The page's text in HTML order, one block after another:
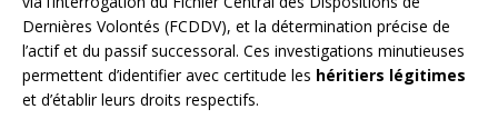
Dernières Volontés (FCDDV), et la détermination précise de
l’actif et du passif successoral. Ces investigations minutieuses
permettent d’identifier avec certitude les héritiers légitimes
et d’établir leurs droits respectifs.